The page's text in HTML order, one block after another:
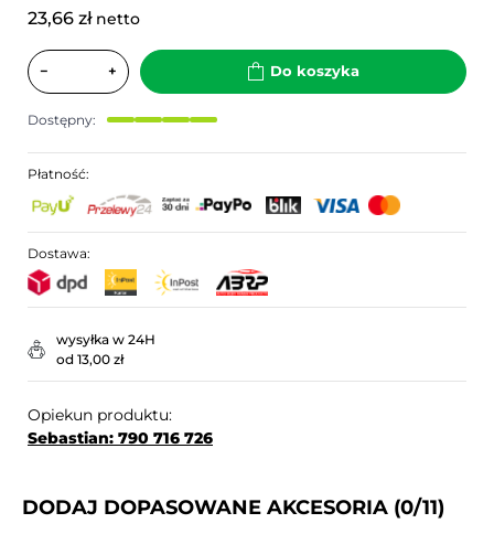
23,66 zł netto
− + Do koszyka
Dostępny:
Płatność:
Dostawa:
wysyłka w 24H
od 13,00 zł
Opiekun produktu:
Sebastian: 790 716 726
DODAJ DOPASOWANE AKCESORIA (0/11)